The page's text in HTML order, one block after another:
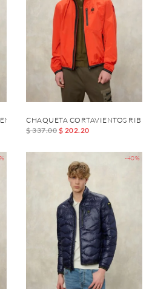
CHAQUETA CORTAVIENTOS
$ 337.00 $ 202.20
-40%